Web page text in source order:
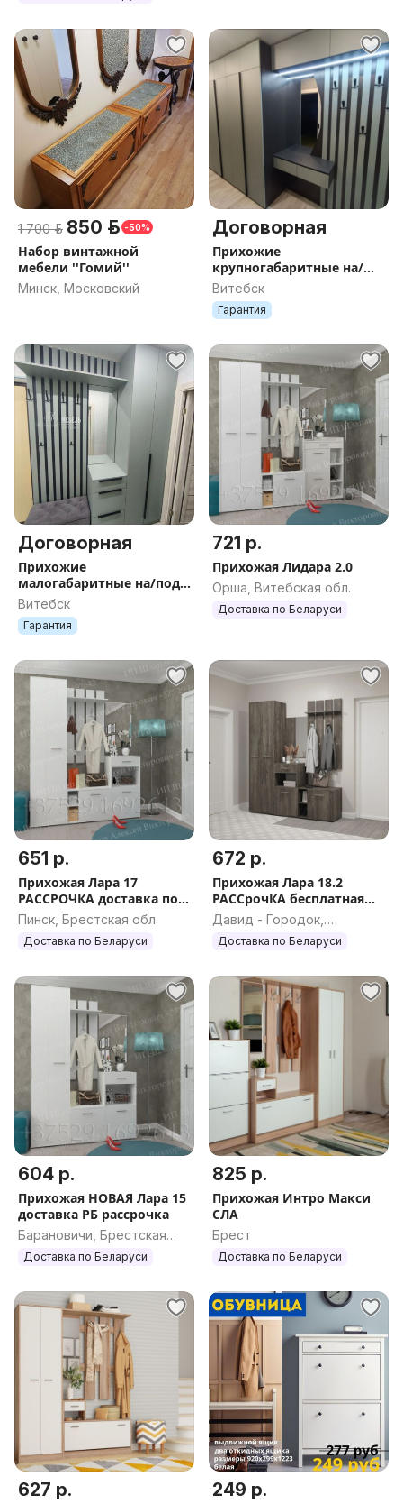
1 700 р. 850 р. -50%
Набор винтажной
мебели ''Гомий''
Минск, Московский
Договорная
Прихожие
крупногабаритные на/
под заказ от
производителя.
Рассрочка
Витебск
Гарантия
Договорная
Прихожие
малогабаритные на/под
заказ от производителя.
Рассрочка
Витебск
Гарантия
721 р.
Прихожая Лидара 2.0
Орша, Витебская обл.
Доставка по Беларуси
651 р.
Прихожая Лара 17
РАССРОЧКА доставка по
РБ
Пинск, Брестская обл.
Доставка по Беларуси
672 р.
Прихожая Лара 18.2
РАССрочКА бесплатная
доставка
Давид - Городок,
Брестская обл.
Доставка по Беларуси
604 р.
Прихожая НОВАЯ Лара 15
доставка РБ рассрочка
Барановичи, Брестская
обл.
Доставка по Беларуси
825 р.
Прихожая Интро Макси
СЛА
Брест
Доставка по Беларуси
627 р. 249 р.